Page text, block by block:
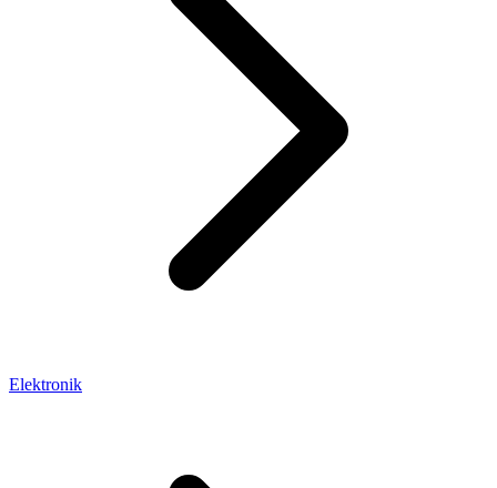
Elektronik